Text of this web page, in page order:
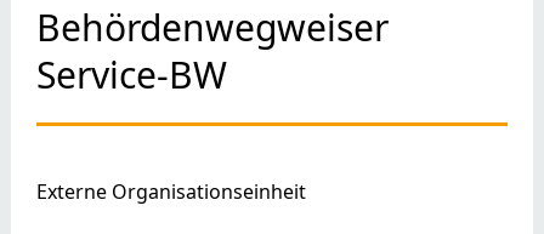
Behördenwegweiser
Service-BW
Externe Organisationseinheit